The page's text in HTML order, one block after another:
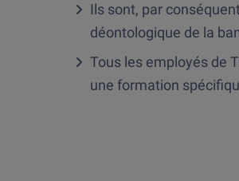
Ils sont, par
déontologique de la
Tous les employés de
une formation